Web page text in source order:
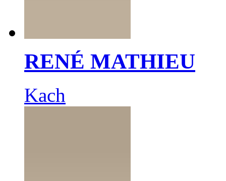
RENÉ MATHIEU
Kach